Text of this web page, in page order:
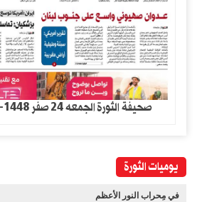
صحيفة الثورة الجمعه 24 صفر 1448- 7 اغسطس 2026
يوميات الثورة
في مِحراب النور الأعظم